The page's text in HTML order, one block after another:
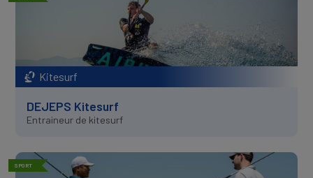
Kitesurf
DEJEPS Kitesurf
Entraineur de kitesurf
SPORT